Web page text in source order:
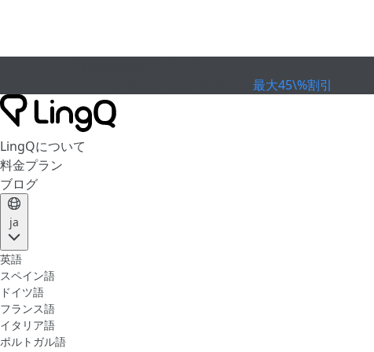
最大45\%割引
LingQについて
料金プラン
ブログ
ja
英語
スペイン語
ドイツ語
フランス語
イタリア語
ポルトガル語